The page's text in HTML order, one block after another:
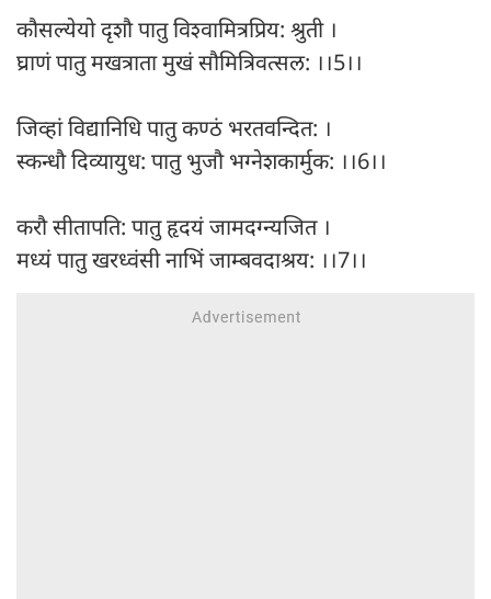
कौसल्येयो दृशौ पातु विश्वामित्रप्रिय: श्रुती ।
घ्राणं पातु मखत्राता मुखं सौमित्रिवत्सल: ।।5।।
जिव्हां विद्यानिधि पातु कण्ठं भरतवन्दित: ।
स्कन्धौ दिव्यायुध: पातु भुजौ भग्नेशकार्मुक: ।।6।।
करौ सीतापति: पातु हृदयं जामदग्न्यजित ।
मध्यं पातु खरध्वंसी नाभिं जाम्बवदाश्रय: ।।7।।